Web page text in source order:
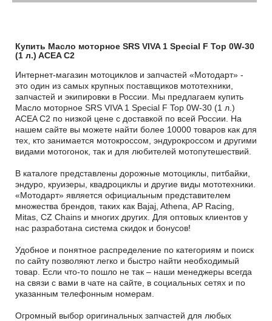
Купить Масло моторное SRS VIVA 1 Special F Top 0W-30
(1 л.) ACEA C2
Интернет-магазин мотоциклов и запчастей «Мотодарт» -
это один из самых крупных поставщиков мототехники,
запчастей и экипировки в России. Мы предлагаем купить
Масло моторное SRS VIVA 1 Special F Top 0W-30 (1 л.)
ACEA C2 по низкой цене с доставкой по всей России. На
нашем сайте вы можете найти более 10000 товаров как для
тех, кто занимается мотокроссом, эндурокроссом и другими
видами мотогонок, так и для любителей мотопутешествий.
В каталоге представлены дорожные мотоциклы, питбайки,
эндуро, круизеры, квадроциклы и другие виды мототехники.
«Мотодарт» является официальным представителем
множества брендов, таких как Bajaj, Athena, AP Racing,
Mitas, CZ Chains и многих других. Для оптовых клиентов у
нас разработана система скидок и бонусов!
Удобное и понятное распределение по категориям и поиск
по сайту позволяют легко и быстро найти необходимый
товар. Если что-то пошло не так – наши менеджеры всегда
на связи с вами в чате на сайте, в социальных сетях и по
указанным телефонным номерам.
Огромный выбор оригинальных запчастей для любых